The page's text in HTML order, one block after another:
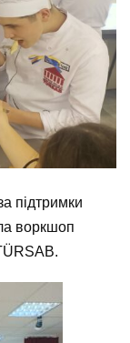
підтримки
воркшоп